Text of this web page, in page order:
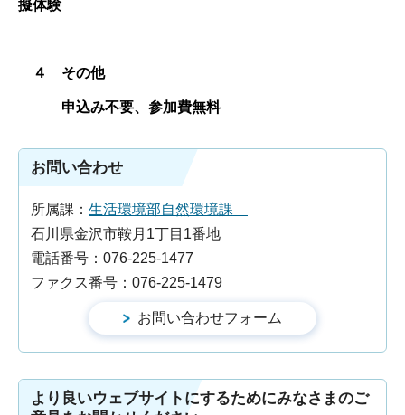
擬体験
４ その他
申込み不要、参加費無料
お問い合わせ
所属課： 生活環境部自然環境課
石川県金沢市鞍月1丁目1番地
電話番号：076-225-1477
ファクス番号：076-225-1479
より良いウェブサイトにするためにみなさまのご